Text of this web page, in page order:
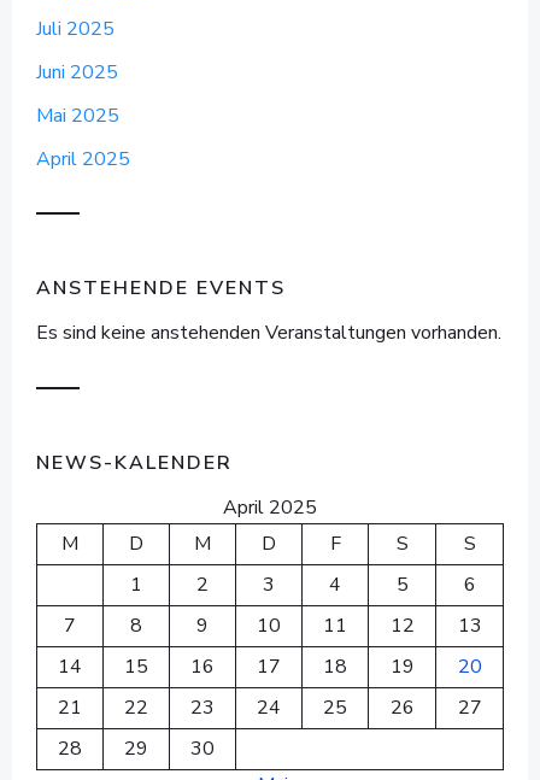
Juli 2025
Juni 2025
Mai 2025
April 2025
ANSTEHENDE EVENTS
Es sind keine anstehenden Veranstaltungen vorhanden.
NEWS-KALENDER
April 2025
M
D M D F S
S
1
2 3 4 5
6
7
8 9 10 11 12
13
14
15 16 17 18 19
20
21
22 23 24 25 26
27
28
29
30